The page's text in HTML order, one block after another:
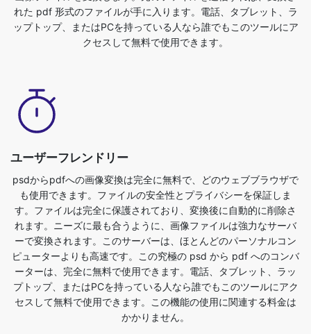
ユーザーフレンドリー
psdからpdfへの画像変換は完全に無料で、どのウェブブラウザで
も使用できます。ファイルの安全性とプライバシーを保証しま
す。ファイルは完全に保護されており、変換後に自動的に削除さ
れます。ニーズに最も合うように、画像ファイルは強力なサーバ
ーで変換されます。このサーバーは、ほとんどのパーソナルコン
ピューターよりも高速です。この究極の psd から pdf へのコンバ
ーターは、完全に無料で使用できます。電話、タブレット、ラッ
プトップ、またはPCを持っている人なら誰でもこのツールにアク
セスして無料で使用できます。この機能の使用に関連する料金は
かかりません。